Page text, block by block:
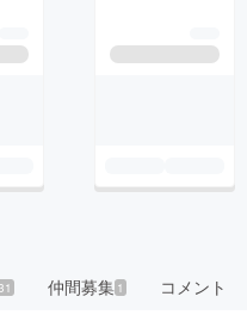
仲間募集 1 コメント